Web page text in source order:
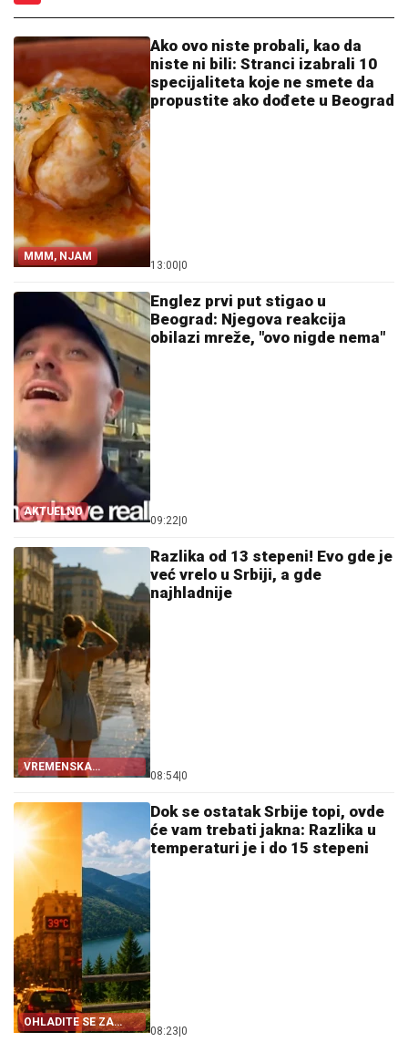
MMM, NJAM
Ako ovo niste probali, kao da
niste ni bili: Stranci izabrali 10
specijaliteta koje ne smete da
propustite ako dođete u Beograd
13:00 0
AKTUELNO
Englez prvi put stigao u
Beograd: Njegova reakcija
obilazi mreže, "ovo nigde nema"
09:22 0
VREMENSKA
PROGNOZA
Razlika od 13 stepeni! Evo gde je
već vrelo u Srbiji, a gde
najhladnije
08:54 0
OHLADITE SE ZA
VIKEND
Dok se ostatak Srbije topi, ovde
će vam trebati jakna: Razlika u
temperaturi je i do 15 stepeni
08:23 0